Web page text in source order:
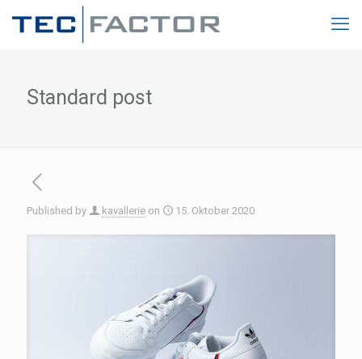
Standard post
Published by kavallerie on 15. Oktober 2020